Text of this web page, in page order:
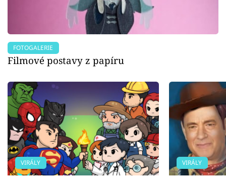
FOTOGALERIE
Filmové postavy z papíru
VIRÁLY VIRÁLY